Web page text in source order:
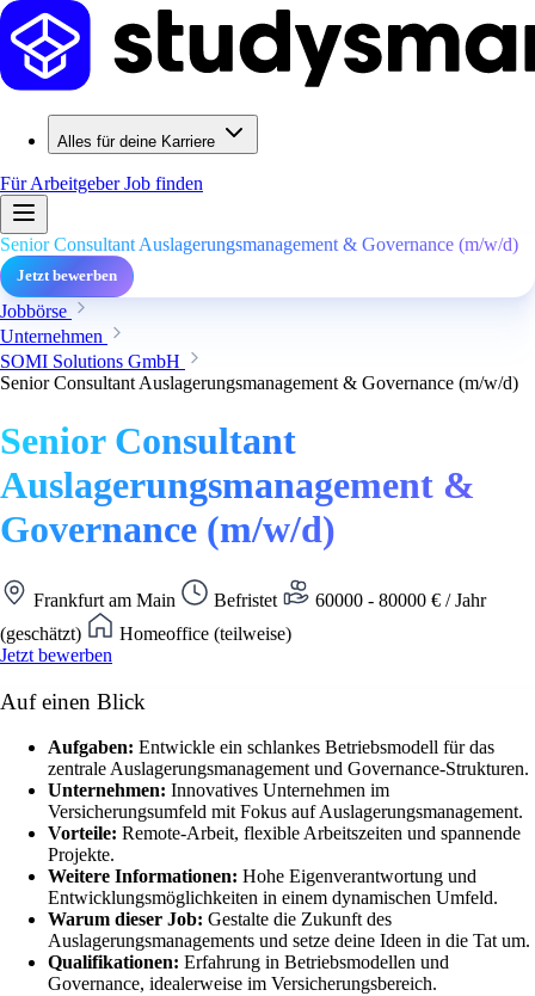
Alles für deine Karriere
Für ArbeitgeberJob finden
Senior Consultant Auslagerungsmanagement & Governance (m/w/d)
Jetzt bewerben
Jobbörse
Unternehmen
SOMI Solutions GmbH
Senior Consultant Auslagerungsmanagement & Governance (m/w/d)
Senior Consultant
Auslagerungsmanagement &
Governance (m/w/d)
Frankfurt am Main Befristet
60000 - 80000 € / Jahr
(geschätzt)
Homeoffice (teilweise)
Jetzt bewerben
Auf einen Blick
Aufgaben: Entwickle ein schlankes Betriebsmodell für das
zentrale Auslagerungsmanagement und Governance-Strukturen.
Unternehmen: Innovatives Unternehmen im
Versicherungsumfeld mit Fokus auf Auslagerungsmanagement.
Vorteile: Remote-Arbeit, flexible Arbeitszeiten und spannende
Projekte.
Weitere Informationen: Hohe Eigenverantwortung und
Entwicklungsmöglichkeiten in einem dynamischen Umfeld.
Warum dieser Job: Gestalte die Zukunft des
Auslagerungsmanagements und setze deine Ideen in die Tat um.
Qualifikationen: Erfahrung in Betriebsmodellen und
Governance, idealerweise im Versicherungsbereich.